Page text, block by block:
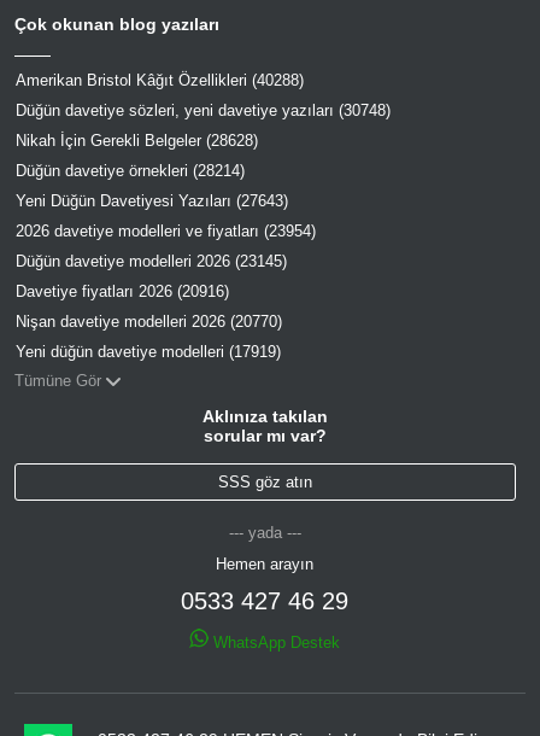
Çok okunan blog yazıları
Amerikan Bristol Kâğıt Özellikleri (40288)
Düğün davetiye sözleri, yeni davetiye yazıları (30748)
Nikah İçin Gerekli Belgeler (28628)
Düğün davetiye örnekleri (28214)
Yeni Düğün Davetiyesi Yazıları (27643)
2026 davetiye modelleri ve fiyatları (23954)
Düğün davetiye modelleri 2026 (23145)
Davetiye fiyatları 2026 (20916)
Nişan davetiye modelleri 2026 (20770)
Yeni düğün davetiye modelleri (17919)
Tümüne Gör
Aklınıza takılan
sorular mı var?
SSS göz atın
--- yada ---
Hemen arayın
0533 427 46 29
WhatsApp Destek